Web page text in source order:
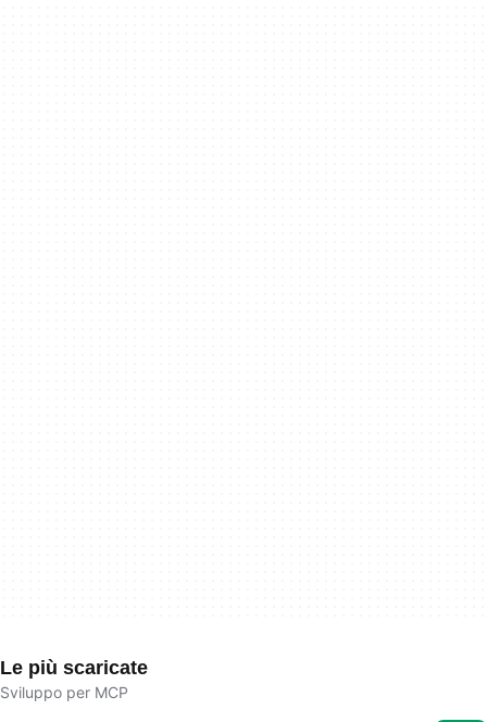
Le più scaricate
Sviluppo per MCP